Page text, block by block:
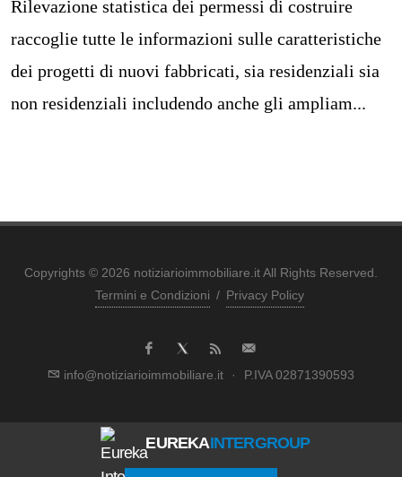
Rilevazione statistica dei permessi di costruire
raccoglie tutte le informazioni sulle caratteristiche
dei progetti di nuovi fabbricati, sia residenziali sia
non residenziali includendo anche gli ampliam...
Copyrights © 2026 notiziarioimmobiliare.it All Rights Reserved.
Termini e Condizioni / Privacy Policy
info@notiziarioimmobiliare.it · P.IVA 02871390593
EUREKAINTERGROUP